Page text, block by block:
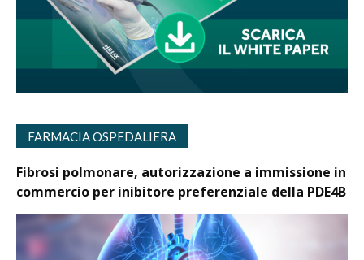
FARMACIA OSPEDALIERA
Fibrosi polmonare, autorizzazione a immissione in
commercio per inibitore preferenziale della PDE4B